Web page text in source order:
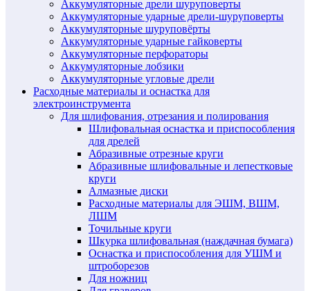
Аккумуляторные дрели шуруповерты
Аккумуляторные ударные дрели-шуруповерты
Аккумуляторные шуруповёрты
Аккумуляторные ударные гайковерты
Аккумуляторные перфораторы
Аккумуляторные лобзики
Аккумуляторные угловые дрели
Расходные материалы и оснастка для
электроинструмента
Для шлифования, отрезания и полирования
Шлифовальная оснастка и приспособления
для дрелей
Абразивные отрезные круги
Абразивные шлифовальные и лепестковые
круги
Алмазные диски
Расходные материалы для ЭШМ, ВШМ,
ЛШМ
Точильные круги
Шкурка шлифовальная (наждачная бумага)
Оснастка и приспособления для УШМ и
штроборезов
Для ножниц